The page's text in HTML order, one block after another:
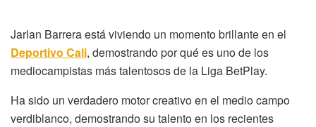
Jarlan Barrera está viviendo un momento brillante en el
Deportivo Cali, demostrando por qué es uno de los
mediocampistas más talentosos de la Liga BetPlay.
Ha sido un verdadero motor creativo en el medio campo
verdiblanco, demostrando su talento en los recientes